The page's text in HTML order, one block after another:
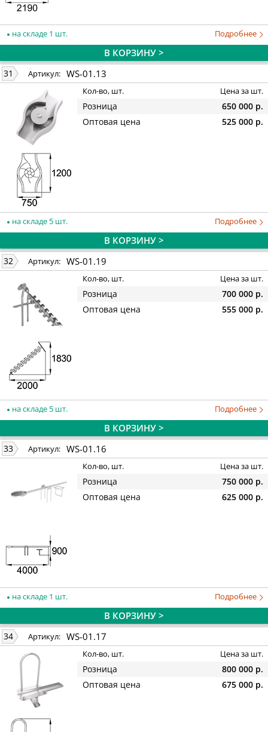
на складе 1 шт. Подробнее
В КОРЗИНУ >
31 Артикул: WS-01.13
Кол-во, шт. Цена за шт.
Розница
650 000 р.
Оптовая цена
525 000 р.
на складе 5 шт. Подробнее
В КОРЗИНУ >
32 Артикул: WS-01.19
Кол-во, шт. Цена за шт.
Розница
700 000 р.
Оптовая цена
555 000 р.
на складе 5 шт. Подробнее
В КОРЗИНУ >
33 Артикул: WS-01.16
Кол-во, шт. Цена за шт.
Розница
750 000 р.
Оптовая цена
625 000 р.
на складе 1 шт. Подробнее
В КОРЗИНУ >
34 Артикул: WS-01.17
Кол-во, шт. Цена за шт.
Розница
800 000 р.
Оптовая цена
675 000 р.